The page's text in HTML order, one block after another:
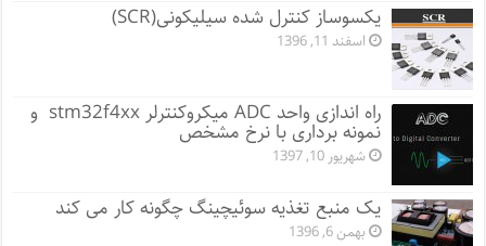
یکسوساز کنترل شده سیلیکونی(SCR)
اسفند 11, 1396
راه اندازی واحد ADC میکروکنترلر stm32f4xx و
نمونه برداری با نرخ مشخص
شهریور 10, 1397
یک منبع تغذیه سوئیچینگ چگونه کار می کند
بهمن 6, 1396